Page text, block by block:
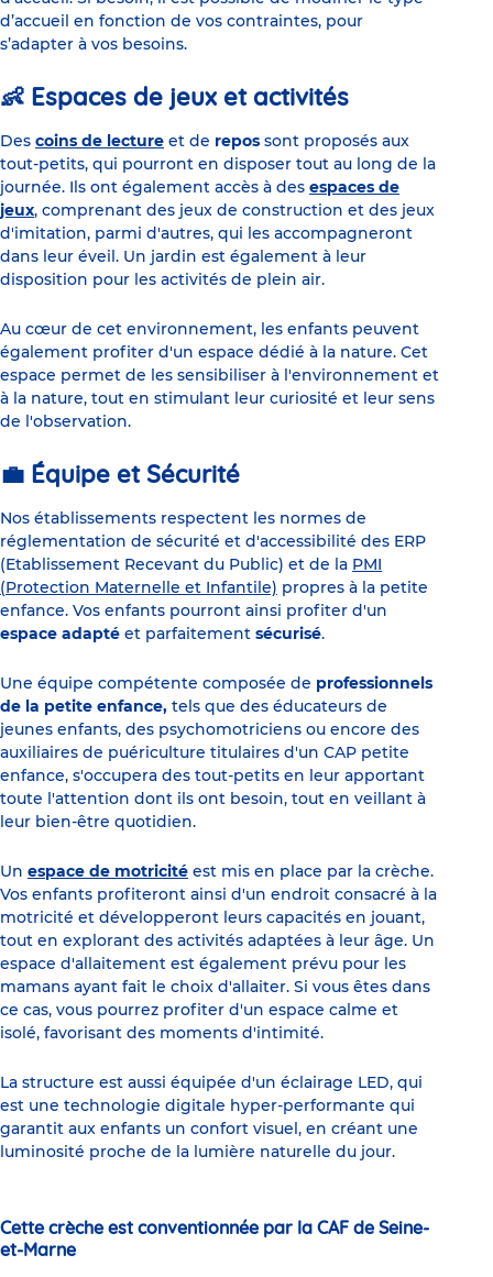
d’accueil en fonction de vos contraintes, pour
s’adapter à vos besoins.
👶 Espaces de jeux et activités
Des coins de lecture et de repos sont proposés aux
tout-petits, qui pourront en disposer tout au long de la
journée. Ils ont également accès à des espaces de
jeux, comprenant des jeux de construction et des jeux
d'imitation, parmi d'autres, qui les accompagneront
dans leur éveil. Un jardin est également à leur
disposition pour les activités de plein air.
Au cœur de cet environnement, les enfants peuvent
également profiter d'un espace dédié à la nature. Cet
espace permet de les sensibiliser à l'environnement et
à la nature, tout en stimulant leur curiosité et leur sens
de l'observation.
💼 Équipe et Sécurité
Nos établissements respectent les normes de
réglementation de sécurité et d'accessibilité des ERP
(Etablissement Recevant du Public) et de la PMI
(Protection Maternelle et Infantile) propres à la petite
enfance. Vos enfants pourront ainsi profiter d'un
espace adapté et parfaitement sécurisé.
Une équipe compétente composée de professionnels
de la petite enfance, tels que des éducateurs de
jeunes enfants, des psychomotriciens ou encore des
auxiliaires de puériculture titulaires d'un CAP petite
enfance, s'occupera des tout-petits en leur apportant
toute l'attention dont ils ont besoin, tout en veillant à
leur bien-être quotidien.
Un espace de motricité est mis en place par la crèche.
Vos enfants profiteront ainsi d'un endroit consacré à la
motricité et développeront leurs capacités en jouant,
tout en explorant des activités adaptées à leur âge. Un
espace d'allaitement est également prévu pour les
mamans ayant fait le choix d'allaiter. Si vous êtes dans
ce cas, vous pourrez profiter d'un espace calme et
isolé, favorisant des moments d'intimité.
La structure est aussi équipée d'un éclairage LED, qui
est une technologie digitale hyper-performante qui
garantit aux enfants un confort visuel, en créant une
luminosité proche de la lumière naturelle du jour.
Cette crèche est conventionnée par la CAF de Seine-
et-Marne